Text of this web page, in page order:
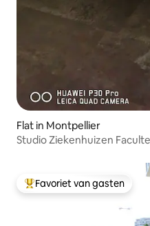
Flat in Montpellier
Studio Ziekenhuizen
Topfavoriet van gasten
Favoriet van gasten